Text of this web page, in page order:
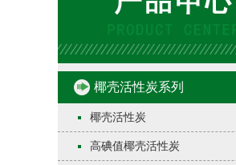
椰壳活性炭系列
椰壳活性炭
高碘值椰壳活性炭